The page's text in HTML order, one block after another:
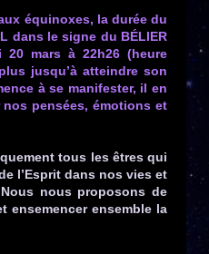
équinoxes, la durée du
dans le signe du BÉLIER
20 mars à 22h26 (heure
jusqu’à atteindre son
à se manifester, il en
pensées, émotions et
tous les êtres qui
l’Esprit dans nos vies et
Nous nous proposons de
ensemencer ensemble la